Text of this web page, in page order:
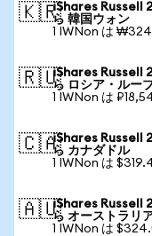
🇰🇷iShares Russell
ら 韓国ウォン
1 IWNon は
🇷🇺iShares Russell
ら ロシア・ルー
1 IWNon は
🇨🇦iShares Russell
ら カナダドル
1 IWNon は
🇦🇺iShares Russell
ら オーストラリ
1 IWNon は